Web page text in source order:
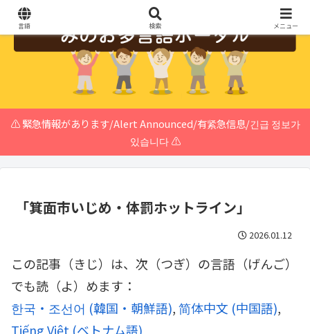
⚠️ 緊急情報があります/Alert Announced/有紧急信息/긴급 정보가
있습니다 ⚠️
｢箕面市いじめ・体罰ホットライン｣
2026.01.12
この記事（きじ）は、次（つぎ）の言語（げんご）
でも読（よ）めます：
한국・조선어 (韓国・朝鮮語) 简体中文 (中国語)
Tiếng Việt (ベトナム語)
言語 検索 メニュー